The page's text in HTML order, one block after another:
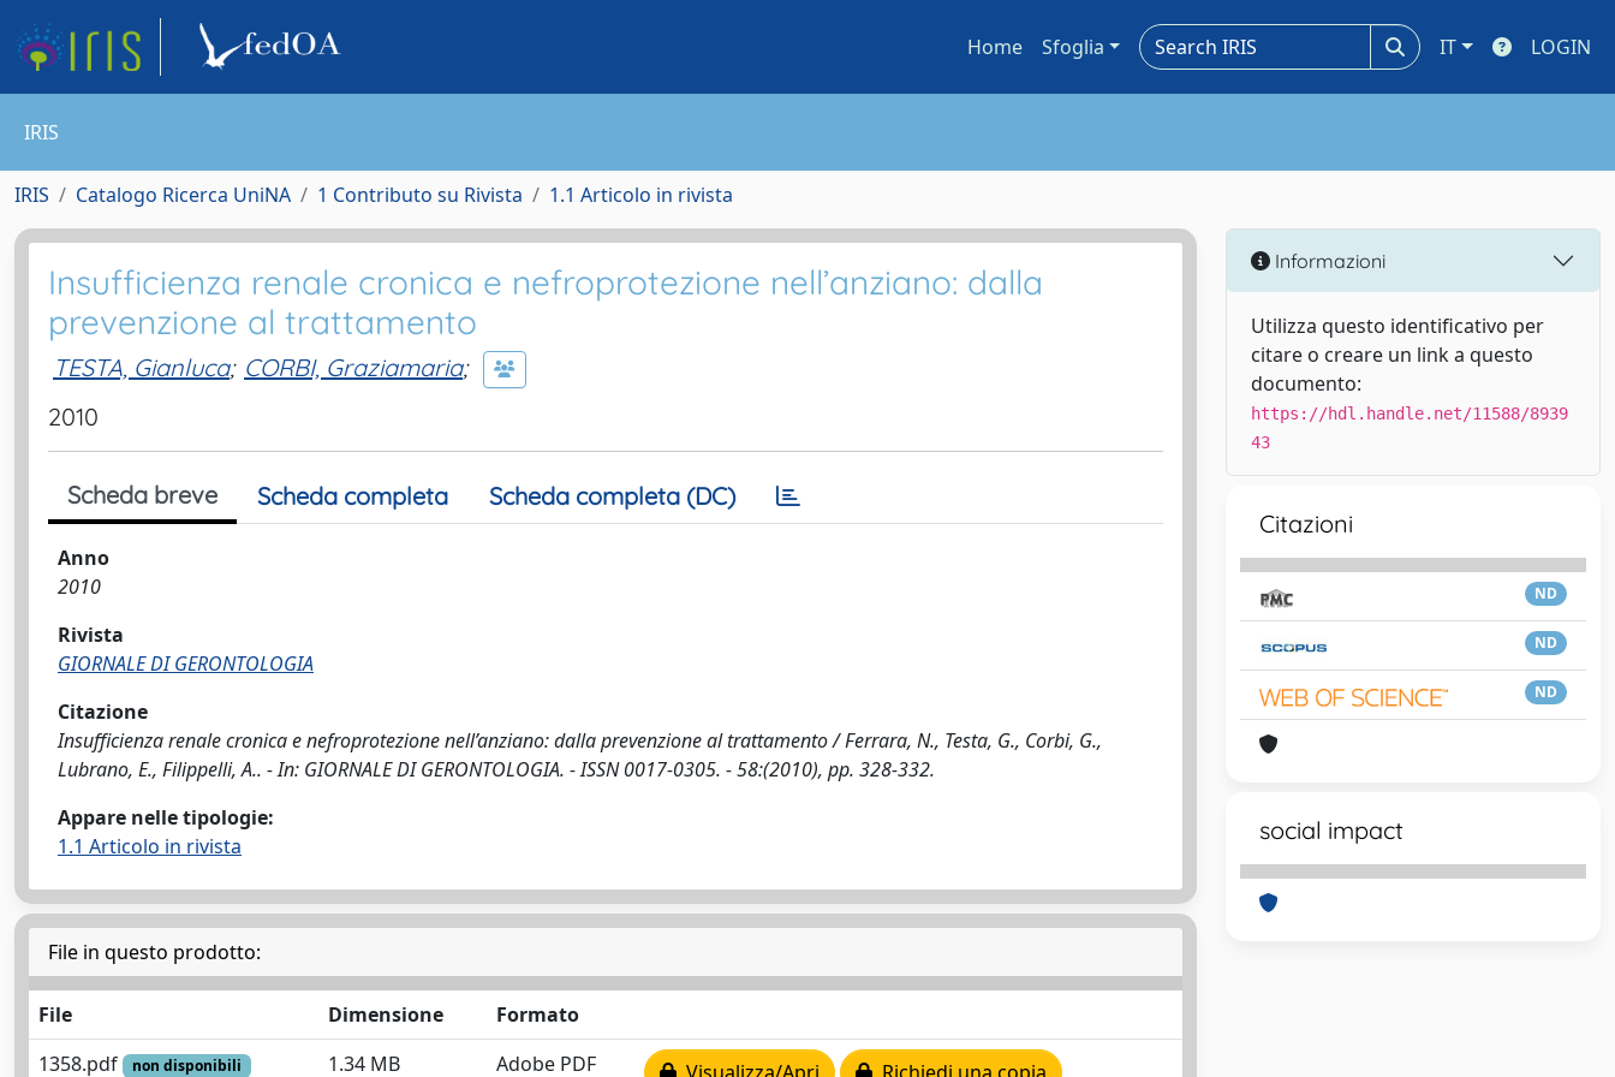
Home Sfoglia IT LOGIN
IRIS
IRIS Catalogo Ricerca UniNA 1 Contributo su Rivista 1.1 Articolo in rivista
Insufficienza renale cronica e nefroprotezione nell’anziano: dalla
prevenzione al trattamento
TESTA, Gianluca; CORBI, Graziamaria;
2010
Scheda breve Scheda completa Scheda completa (DC)
Anno
2010
Rivista
GIORNALE DI GERONTOLOGIA
Citazione
Insufficienza renale cronica e nefroprotezione nell’anziano: dalla prevenzione al trattamento / Ferrara, N., Testa, G., Corbi, G.,
Lubrano, E., Filippelli, A.. - In: GIORNALE DI GERONTOLOGIA. - ISSN 0017-0305. - 58:(2010), pp. 328-332.
Appare nelle tipologie:
1.1 Articolo in rivista
File in questo prodotto:
File Dimensione
Formato
1358.pdf
non disponibili 1.34 MB Adobe PDF
Informazioni
Utilizza questo identificativo per
citare o creare un link a questo
documento:
https://hdl.handle.net/11588/8939
43
Citazioni
ND
ND
ND
social impact